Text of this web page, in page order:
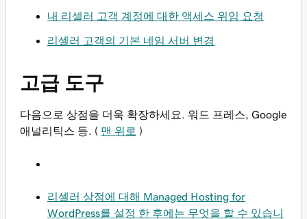
내 리셀러 고객 계정에 대한 액세스 위임 요청
리셀러 고객의 기본 네임 서버 변경
고급 도구
다음으로 상점을 더욱 확장하세요. 워드 프레스, Google
애널리틱스 등. ( 맨 위로 )
리셀러 상점에 대해 Managed Hosting for
WordPress를 설정 한 후에는 무엇을 할 수 있습니